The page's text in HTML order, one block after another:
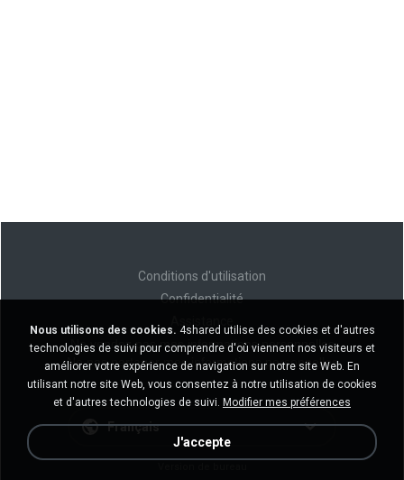
Conditions d'utilisation
Confidentialité
Ne vendez pas mes informations personnelles
Ne pas partager mes informations personnelles
Français
Nous utilisons des cookies. 4shared utilise des cookies et d'autres
technologies de suivi pour comprendre d'où viennent nos visiteurs et
améliorer votre expérience de navigation sur notre site Web. En
utilisant notre site Web, vous consentez à notre utilisation de cookies
et d'autres technologies de suivi. Modifier mes préférences
J'accepte